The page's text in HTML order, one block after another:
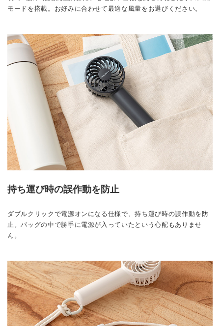
モードを搭載。お好みに合わせて最適な風量をお選びください。
持ち運び時の誤作動を防止
ダブルクリックで電源オンになる仕様で、持ち運び時の誤作動を防
止。バッグの中で勝手に電源が入っていたという心配もありませ
ん。